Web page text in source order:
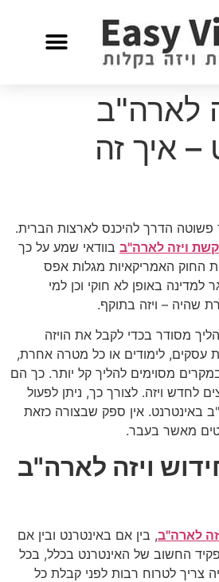
לארה"ב
– איך זה
פשוטה הדרך להיכנס לארצות הברית.
ויזה לארה"ב בוודאי שמע על כך
החוק האמריקאיות מגלות אפס
למדינה באופן לא חוקי וכן למי
שהיה – ויזה בתוקף.
מסודר בכדי לקבל את הויזה
עסקים, לימודים או כל מטרה אחרת,
מסוימים להליך קל יותר. כך הם
לחדש ויזה. לצורך כך, ניתן לפעול
באינטרנט. אין ספק שבצורה כזאת
מאשר בעבר.
ויזה לארה"ב
לארה"ב, בין אם באינטרנט ובין אם
החשוב של האינטרנט בכלל, בכל
צריך לטרוח רבות לפני קבלת כל